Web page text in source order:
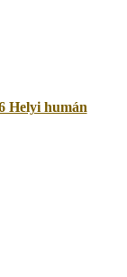
Helyi humán